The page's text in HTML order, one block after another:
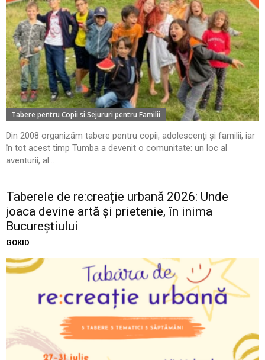
Tabere pentru Copii si Sejururi pentru Familii
Din 2008 organizăm tabere pentru copii, adolescenți și familii, iar
în tot acest timp Tumba a devenit o comunitate: un loc al
aventurii, al...
Taberele de re:creație urbană 2026: Unde
joaca devine artă și prietenie, în inima
Bucureștiului
GOKID